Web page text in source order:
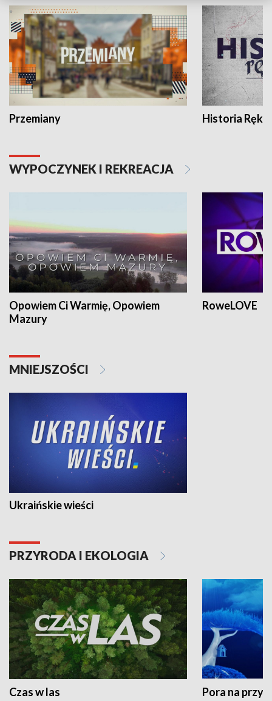
Przemiany Historia Ręką
WYPOCZYNEK I REKREACJA
Opowiem Ci Warmię, Opowiem
Mazury
RoweLOVE
MNIEJSZOŚCI
Ukraińskie wieści
PRZYRODA I EKOLOGIA
Czas w las Pora na